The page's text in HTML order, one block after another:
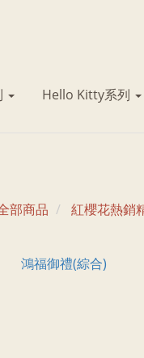
Hello Kitty系列
部商品 紅櫻花熱銷